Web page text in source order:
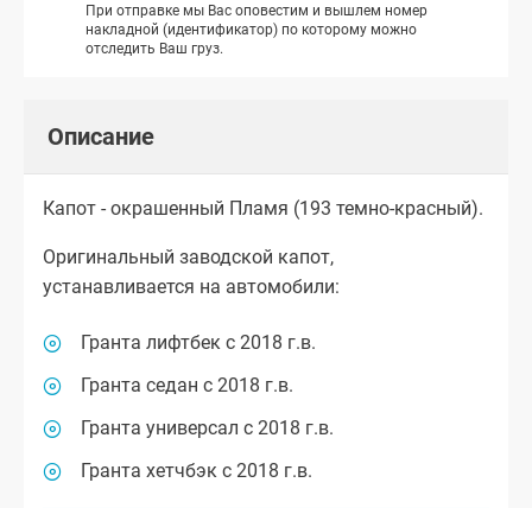
При отправке мы Вас оповестим и вышлем номер
накладной (идентификатор) по которому можно
отследить Ваш груз.
Описание
Капот - окрашенный Пламя (193 темно-красный).
Оригинальный заводской капот,
устанавливается на автомобили:
Гранта лифтбек с 2018 г.в.
Гранта седан с 2018 г.в.
Гранта универсал с 2018 г.в.
Гранта хетчбэк с 2018 г.в.